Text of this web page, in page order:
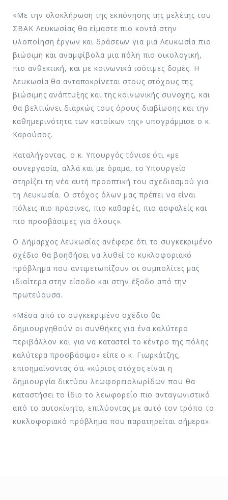
«Με την ολοκλήρωση της εκπόνησης της μελέτης του
ΣΒΑΚ Λευκωσίας θα είμαστε πιο κοντά στην
υλοποίηση έργων και δράσεων για μια Λευκωσία πιο
βιώσιμη και αναμφίβολα μια πόλη πιο οικολογική,
πιο ανθεκτική, και με κοινωνικά ισότιμες δομές. Η
Λευκωσία θα ανταποκρίνεται στους στόχους της
βιώσιμης ανάπτυξης και της κοινωνικής συνοχής, και
θα βελτιώνει διαρκώς τους όρους διαβίωσης και την
καθημερινότητα των κατοίκων της» υπογράμμισε ο κ.
Καρούσος.
Καταλήγοντας, ο κ. Υπουργός τόνισε ότι «με
συνεργασία, αλλά και με όραμα, το Υπουργείο
στηρίζει τη νέα αυτή προοπτική του σχεδιασμού για
τη Λευκωσία. Ο στόχος όλων μας πρέπει να είναι
πόλεις πιο πράσινες, πιο καθαρές, πιο ασφαλείς και
πιο προσβάσιμες για όλους».
Ο Δήμαρχος Λευκωσίας ανέφερε ότι το συγκεκριμένο
σχέδιο θα βοηθήσει να λυθεί το κυκλοφοριακό
πρόβλημα που αντιμετωπίζουν οι συμπολίτες μας
ιδιαίτερα στην είσοδο και στην έξοδο από την
πρωτεύουσα.
«Μέσα από το συγκεκριμένο σχέδιο θα
δημιουργηθούν οι συνθήκες για ένα καλύτερο
περιβάλλον και για να καταστεί το κέντρο της πόλης
καλύτερα προσβάσιμο» είπε ο κ. Γιωρκάτζης,
επισημαίνοντας ότι «κύριος στόχος είναι η
δημιουργία δικτύου λεωφορειολωρίδων που θα
καταστήσει το ίδιο το λεωφορείο πιο ανταγωνιστικό
από το αυτοκίνητο, επιλύοντας με αυτό τον τρόπο το
κυκλοφοριακό πρόβλημα που παρατηρείται σήμερα».